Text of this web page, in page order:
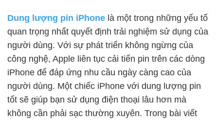
Màn hình Vsmart Màn hình Google Pixel
Thay pin
Pin iPhone Pin Samsumg Pin Oppo Pin Xiaomi
Pin Realme
Thay vỏ
Dung lượng pin iPhone là một trong những yếu tố
quan trọng nhất quyết định trải nghiệm sử dụng của
người dùng. Với sự phát triển không ngừng của
công nghệ, Apple liên tục cải tiến pin trên các dòng
iPhone để đáp ứng nhu cầu ngày càng cao của
người dùng. Một chiếc iPhone với dung lượng pin
tốt sẽ giúp bạn sử dụng điện thoại lâu hơn mà
không cần phải sạc thường xuyên. Trong bài viết